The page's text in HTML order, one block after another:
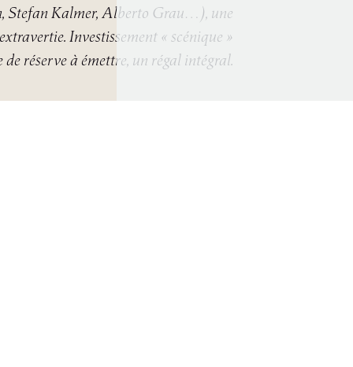
Stefan Kalmer, Alberto Grau…), une
Investissement « scénique »
réserve à émettre, un régal intégral.